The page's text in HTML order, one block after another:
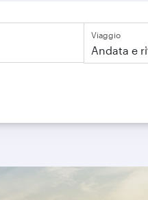
Viaggio
Andata e